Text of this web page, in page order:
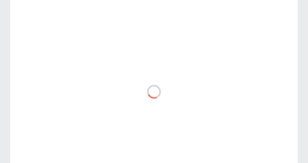
DO KOSZYKA